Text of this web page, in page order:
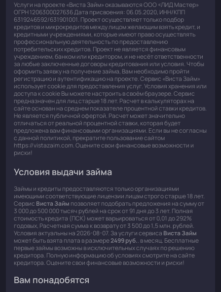
Услуги на проекте «Виста Займ» оказываются ООО «ЛИД Мастер»
ОГРН 1206300027636 Дата присвоения: 06.05.2020, ИНН/КПП
6319246592/631901001. Проект осуществляет только подбор
кредитов и микрокредитов между лицом желающим взять кредит, и
кредитными учреждениями, которые имеют право осуществлять
профессиональную деятельность по предоставлению
потребительских кредитов. Проект не является финансовым
учреждением, банком или кредитором, и не несёт ответственности
за любые заключенные договоры кредитования или условия. Чтобы
оформить заявку на получение займа, Вам необходимо пройти
регистрацию и аутентификацию на проекте. Сервис «Виста Займ»
использует cookie для предоставления услуг. Условия хранения или
доступа к cookie Вы можете настроить в своём браузере. Сервис
предназначен для лиц старше 18 лет. Расчет в калькуляторах на
сайте основан на среднем показателе процентной ставки кредитов.
Не является публичной офертой. Расчет может значительно
отличаться от реальной процентной ставки, которая будет
предложена вам финансовыми организациями. Если вы не согласны
с данной политикой, прекратите пользование сайтом
https://vistazaim.com. Оцените свои финансовые возможности и
риски!
Условия выдачи займа
Займы и кредиты предоставляются только организациями
имеющими соответствующие лицензии лицам строго старше 18 лет.
Сервис Виста Займ позволяет подобрать предложения на сумму от
3 000 до 500 000 тысяч рублей на срок от 91 дня до 3 лет. Полная
стоимость кредита (ПСК) может варьироваться от 0,01 до 292%
годовых, Расчетная сумма к возврату от 3 500 до 1,5 млн. рублей.
Условия актуальны на 2026-08-07. За услуги сервиса Виста Займ
может быть взята плата в размере2499 руб.. в месяц. Бесплатные
первые займы возможны в исключительных случаях по решению
кредитора. Полную информацию об условиях смотрите на сайте
кредитора. Оцените свои финансовые возможности и риски!
Вам понадобятся